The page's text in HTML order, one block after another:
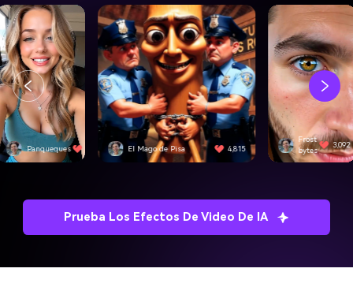
Mago de Pisa 4,815
Frost
bytes
3,092 SwiftEdge
Prueba Los Efectos De Video De IA